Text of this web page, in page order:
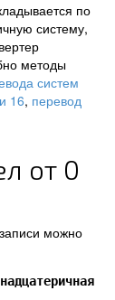
по
систему,
методы
систем
16, перевод
от 0
можно